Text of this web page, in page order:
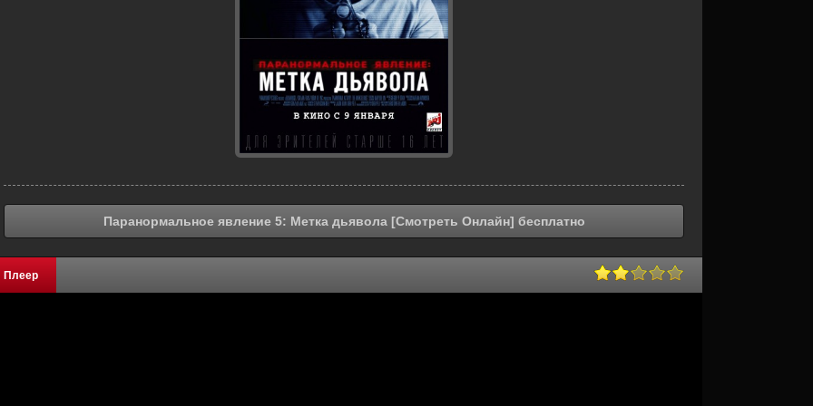
Паранормальное явление 5: Метка дьявола [Смотреть Онлайн] бесплатно
Плеер